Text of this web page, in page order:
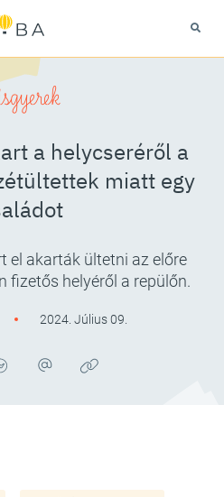
a helycseréről a
miatt egy
el akarták ültetni az előre
fizetős helyéről a repülőn.
2024. Július 09.